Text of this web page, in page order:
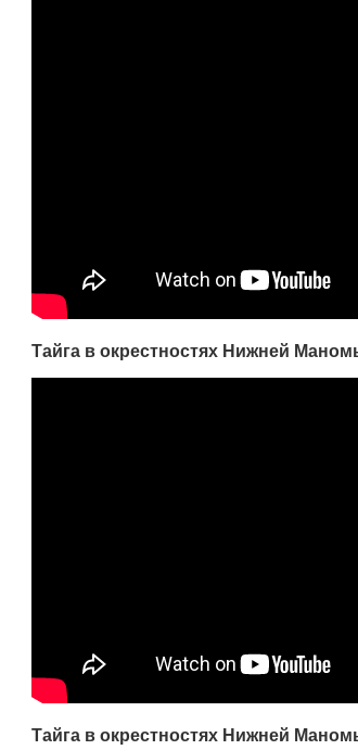
Тайга в окрестностях Нижней
Тайга в окрестностях Нижней